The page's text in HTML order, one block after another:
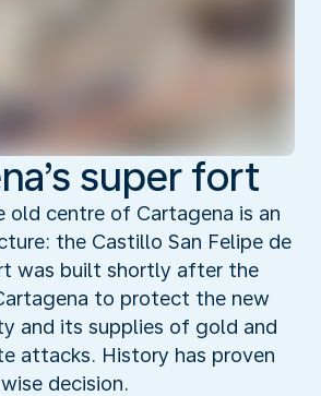
super fort
old centre of Cartagena is an
the Castillo San Felipe de
was built shortly after the
to protect the new
and its supplies of gold and
attacks. History has proven
decision.